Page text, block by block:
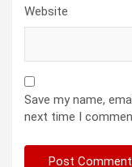
Website
Save my name,
next time I